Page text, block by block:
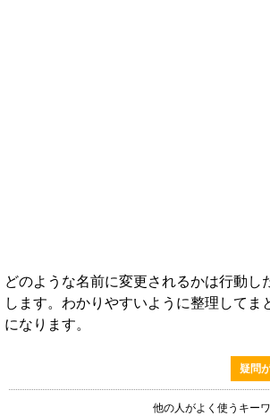
どのような名前に変更されるかは行動し
します。わかりやすいように整理してま
になります。
疑問
他の人がよく使うキー